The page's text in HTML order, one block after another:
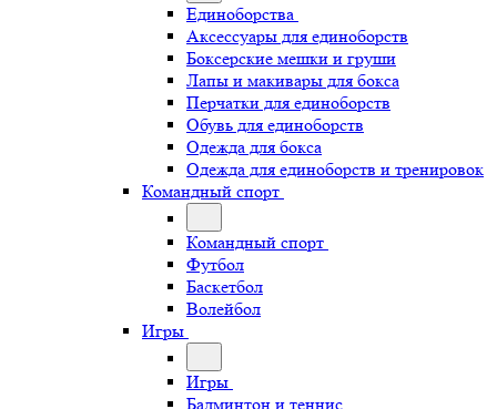
Единоборства
Аксессуары для единоборств
Боксерские мешки и груши
Лапы и макивары для бокса
Перчатки для единоборств
Обувь для единоборств
Одежда для бокса
Одежда для единоборств и тренировок
Командный спорт
Командный спорт
Футбол
Баскетбол
Волейбол
Игры
Игры
Бадминтон и теннис